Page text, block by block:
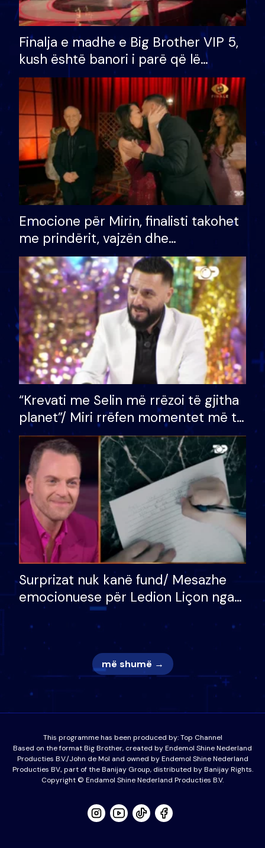
Finalja e madhe e Big Brother VIP 5,
kush është banori i parë që lë
shtëpinë dhe humb mundësinë për
të fituar çmimin e madh
Emocione për Mirin, finalisti takohet
me prindërit, vajzën dhe
bashkëshorten: S’kemi ndonjë letër
divorci apo jo?
“Krevati me Selin më rrëzoi të gjitha
planet”/ Miri rrëfen momentet më të
bukura në shtëpinë e BB VIP: Do më
mungojë zilja e mëngjesit kur…
Surprizat nuk kanë fund/ Mesazhe
emocionuese për Ledion Liçon nga
nëna dhe fëmijët e tij, moderatori
nuk i mban dot lotët: Nuk meritoj…
më shumë →
This programme has been produced by:Top Channel
Based on the format Big Brother, created by Endemol Shine Nederland
Producties B.V./John de Mol and owned by Endemol Shine Nederland
Producties BV., part of the Banijay Group, distributed by Banijay Rights.
Copyright © Endamol Shine Nederland Producties B.V.